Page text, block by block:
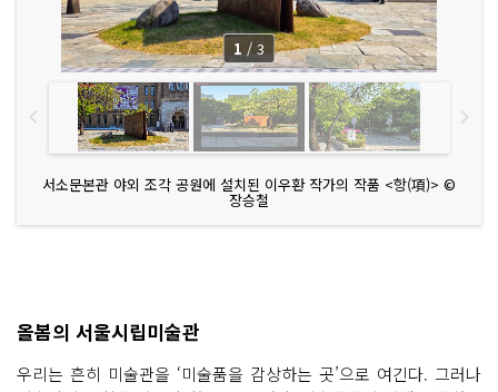
서소문본관 야외 조각 공원에 설치된 이우환 작가의 작품 <항(項)> ©
장승철
1 / 3
올봄의 서울시립미술관
우리는 흔히 미술관을 ‘미술품을 감상하는 곳’으로 여긴다. 그러나